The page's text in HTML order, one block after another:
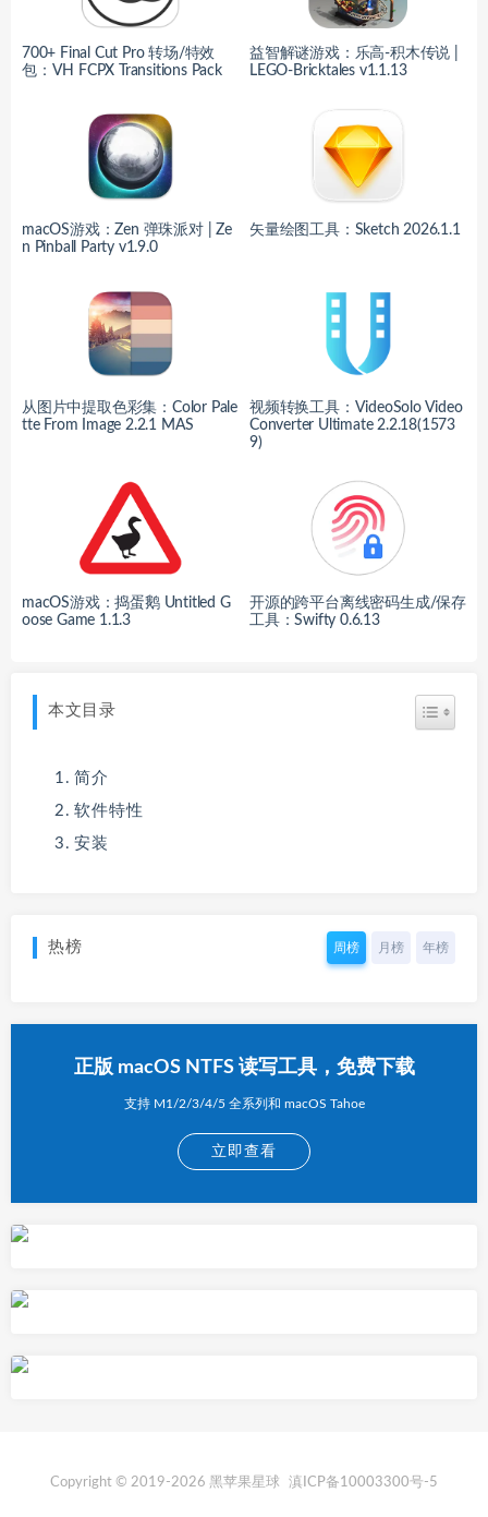
700+ Final Cut Pro 转场/特效
包：VH FCPX Transitions Pack
益智解谜游戏：乐高-积木传说 |
LEGO-Bricktales v1.1.13
macOS游戏：Zen 弹珠派对 | Ze
n Pinball Party v1.9.0
矢量绘图工具：Sketch 2026.1.1
从图片中提取色彩集：Color Pale
tte From Image 2.2.1 MAS
视频转换工具：VideoSolo Video
Converter Ultimate 2.2.18(1573
9)
macOS游戏：捣蛋鹅 Untitled G
oose Game 1.1.3
开源的跨平台离线密码生成/保存
工具：Swifty 0.6.13
本文目录
简介
软件特性
安装
热榜 周榜 月榜 年榜
正版 macOS NTFS 读写工具，免费下载
支持 M1/2/3/4/5 全系列和 macOS Tahoe
立即查看
Copyright © 2019-2026 黑苹果星球 滇ICP备10003300号-5